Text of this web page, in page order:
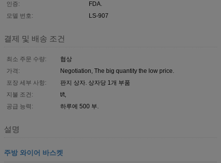
인증:
FDA.
모델 번호:
LS-907
결제 및 배송 조건
최소 주문 수량:
협상
가격:
Negotiation, The big quantity the low price.
포장 세부 사항:
판지 상자. 상자당 1개 부품
지불 조건:
t/t,
공급 능력:
하루에 500 부.
설명
주방 와이어 바스켓